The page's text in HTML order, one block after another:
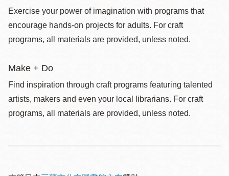
Exercise your power of imagination with programs that
encourage hands-on projects for adults. For craft
programs, all materials are provided, unless noted.
Make + Do
Find inspiration through craft programs featuring talented
artists, makers and even your local librarians. For craft
programs, all materials are provided, unless noted.